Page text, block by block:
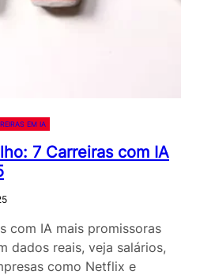
EM IA
7 Carreiras com IA
com IA mais promissoras
dados reais, veja salários,
como Netflix e